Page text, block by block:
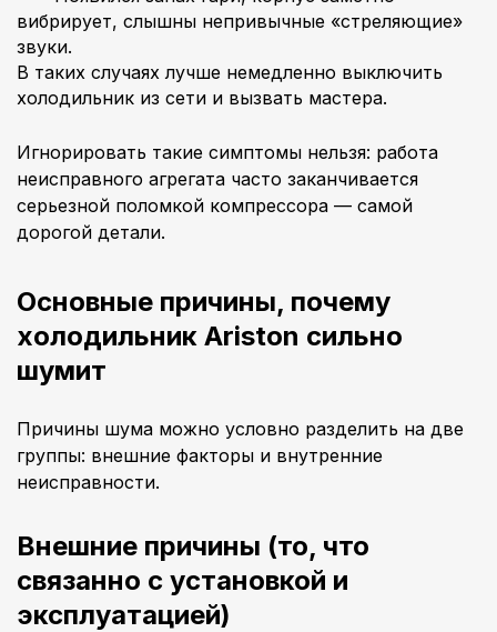
вибрирует, слышны непривычные «стреляющие»
звуки.
В таких случаях лучше немедленно выключить
холодильник из сети и вызвать мастера.
Игнорировать такие симптомы нельзя: работа
неисправного агрегата часто заканчивается
серьезной поломкой компрессора — самой
дорогой детали.
Основные причины, почему
холодильник Ariston сильно
шумит
Причины шума можно условно разделить на две
группы: внешние факторы и внутренние
неисправности.
Внешние причины (то, что
связанно с установкой и
эксплуатацией)